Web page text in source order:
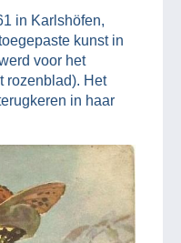
in Karlshöfen,
kunst in
voor het
rozenblad). Het
in haar